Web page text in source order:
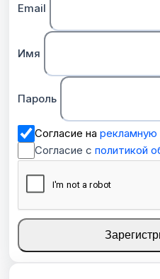
Email
Имя
Пароль
Согласие на рекламную
Согласие с политикой